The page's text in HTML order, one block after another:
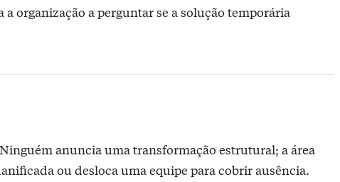
organização a perguntar se a solução temporária
anuncia uma transformação estrutural; a área
ou desloca uma equipe para cobrir ausência.